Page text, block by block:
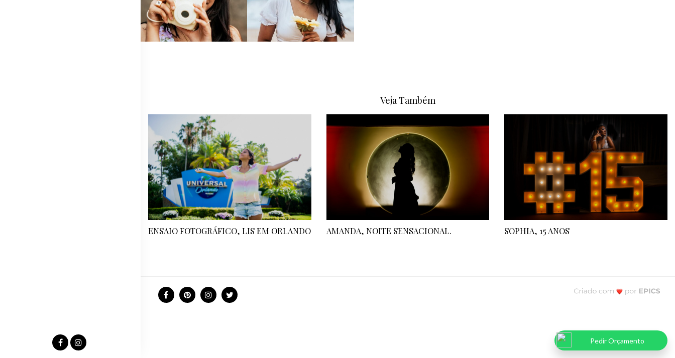
Veja Também
ENSAIO FOTOGRÁFICO, LIS EM ORLANDO AMANDA, NOITE SENSACIONAL. SOPHIA, 15 ANOS
Pedir Orçamento